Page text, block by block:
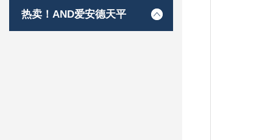
热卖！AND爱安德天平